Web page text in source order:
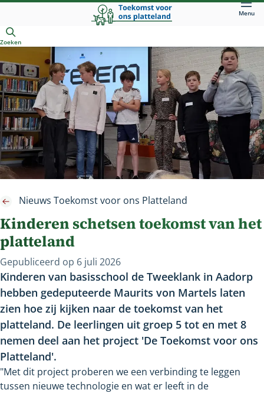
hoofdinhoud
Menu
Zoeken
Kinderen schetsen toekomst van het
platteland
Gepubliceerd op 6 juli 2026
Nieuws Toekomst voor ons Platteland
Kinderen van basisschool de Tweeklank in Aadorp
hebben gedeputeerde Maurits von Martels laten
zien hoe zij kijken naar de toekomst van het
platteland. De leerlingen uit groep 5 tot en met 8
nemen deel aan het project 'De Toekomst voor ons
Platteland'.
"Met dit project proberen we een verbinding te leggen
tussen nieuwe technologie en wat er leeft in de